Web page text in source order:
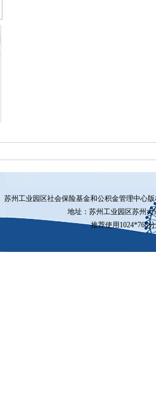
苏州工业园区社会保险基金和公积金管理中心
地址：苏州工业园区苏州
推荐使用1024*768